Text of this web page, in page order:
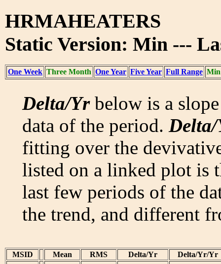
HRMAHEATERS
Static Version: Min ---
One Week Three Month One Year Five Year Full Range Min
Delta/Yrbelow is a
data of the period.
fitting over the
listed on a linked plot is
last few periods of the
the trend, and different
MSID Mean RMS Delta/Yr
Delta/Yr/Yr